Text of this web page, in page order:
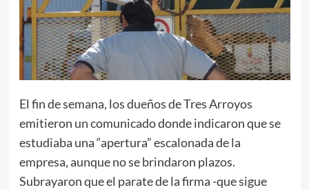
El fin de semana, los dueños de Tres Arroyos
emitieron un comunicado donde indicaron que se
estudiaba una “apertura” escalonada de la
empresa, aunque no se brindaron plazos.
Subrayaron que el parate de la firma -que sigue